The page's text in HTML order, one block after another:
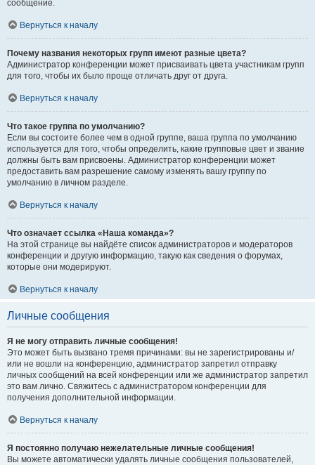
сообщение.
Вернуться к началу
Почему названия некоторых групп имеют разные цвета?
Администратор конференции может присваивать цвета участникам групп
для того, чтобы их было проще отличать друг от друга.
Вернуться к началу
Что такое группа по умолчанию?
Если вы состоите более чем в одной группе, ваша группа по умолчанию
используется для того, чтобы определить, какие групповые цвет и звание
должны быть вам присвоены. Администратор конференции может
предоставить вам разрешение самому изменять вашу группу по
умолчанию в личном разделе.
Вернуться к началу
Что означает ссылка «Наша команда»?
На этой странице вы найдёте список администраторов и модераторов
конференции и другую информацию, такую как сведения о форумах,
которые они модерируют.
Вернуться к началу
Личные сообщения
Я не могу отправить личные сообщения!
Это может быть вызвано тремя причинами: вы не зарегистрированы и/
или не вошли на конференцию, администратор запретил отправку
личных сообщений на всей конференции или же администратор запретил
это вам лично. Свяжитесь с администратором конференции для
получения дополнительной информации.
Вернуться к началу
Я постоянно получаю нежелательные личные сообщения!
Вы можете автоматически удалять личные сообщения пользователей,